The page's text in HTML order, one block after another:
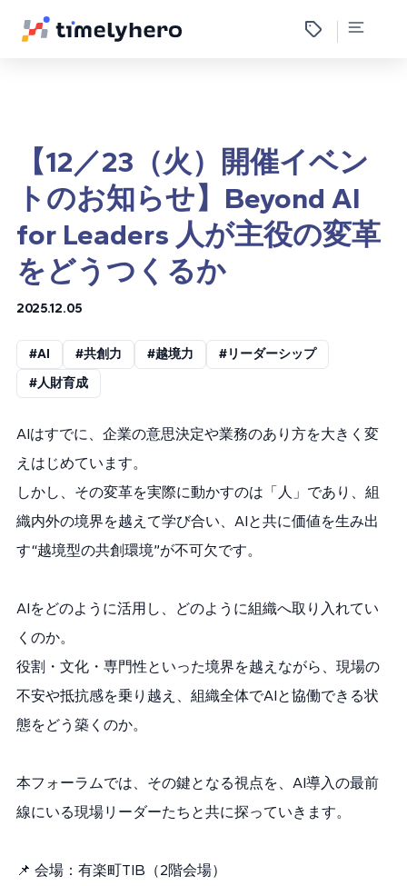
【12／23（火）開催イベン
トのお知らせ】Beyond AI
for Leaders 人が主役の変革
をどうつくるか
2025.12.05
#AI #共創力 #越境力
#リーダーシップ
#人財育成
AIはすでに、企業の意思決定や業務のあり方を大きく変
えはじめています。
しかし、その変革を実際に動かすのは「人」であり、組
織内外の境界を越えて学び合い、AIと共に価値を生み出
す“越境型の共創環境”が不可欠です。
AIをどのように活用し、どのように組織へ取り入れてい
くのか。
役割・文化・専門性といった境界を越えながら、現場の
不安や抵抗感を乗り越え、組織全体でAIと協働できる状
態をどう築くのか。
本フォーラムでは、その鍵となる視点を、AI導入の最前
線にいる現場リーダーたちと共に探っていきます。
📌 会場：有楽町TIB（2階会場）